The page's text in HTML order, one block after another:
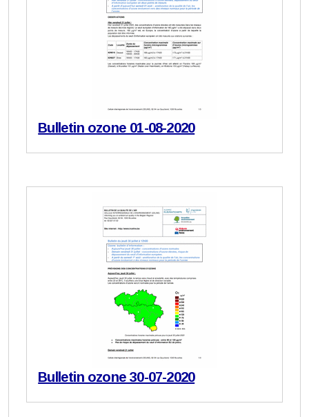
Bulletin ozone 01-08-2020
Bulletin ozone 30-07-2020